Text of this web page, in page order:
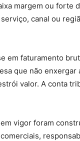
margem ou forte
canal ou
em faturamento
que não enxergar
valor. A conta
vigor foram